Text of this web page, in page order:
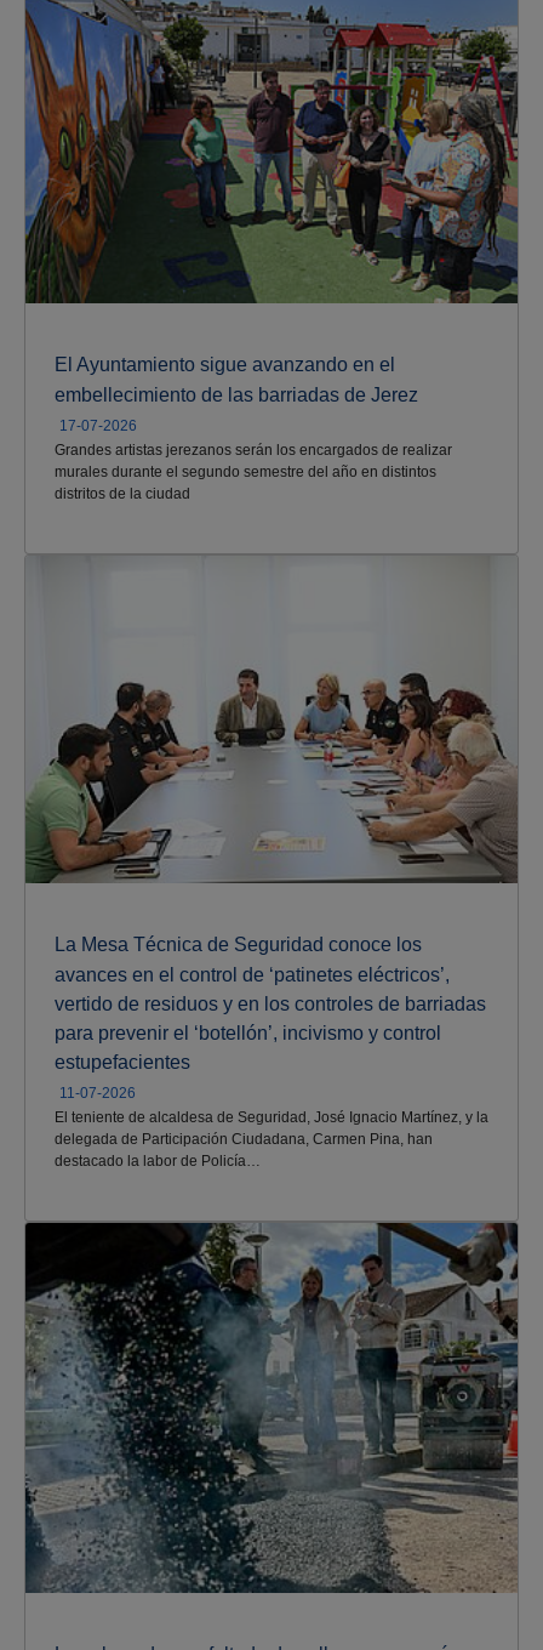
El Ayuntamiento sigue avanzando en el
embellecimiento de las barriadas de Jerez
17-07-2026
Grandes artistas jerezanos serán los encargados de realizar
murales durante el segundo semestre del año en distintos
distritos de la ciudad
La Mesa Técnica de Seguridad conoce los
avances en el control de ‘patinetes eléctricos’,
vertido de residuos y en los controles de barriadas
para prevenir el ‘botellón’, incivismo y control
estupefacientes
11-07-2026
El teniente de alcaldesa de Seguridad, José Ignacio Martínez, y la
delegada de Participación Ciudadana, Carmen Pina, han
destacado la labor de Policía…